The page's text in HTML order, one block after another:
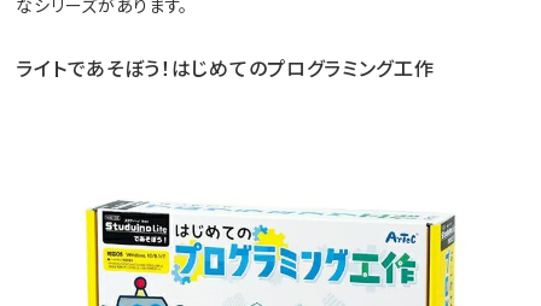
なシリーズがあります。
ライトであそぼう！はじめてのプログラミング工作